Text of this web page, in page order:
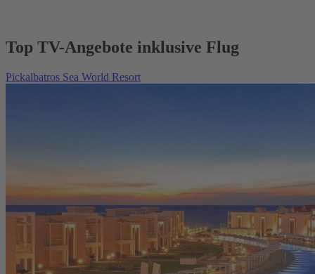
Top TV-Angebote inklusive Flug
Pickalbatros Sea World Resort